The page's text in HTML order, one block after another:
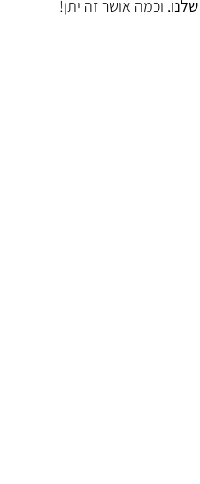
וכמה אושר זה יתן!